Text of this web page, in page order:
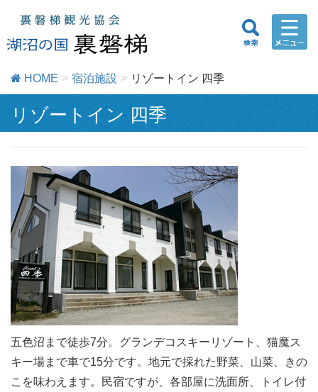
HOME 宿泊施設 リゾートイン 四季
リゾートイン 四季
五色沼まで徒歩7分。グランデコスキーリゾート、猫魔ス
キー場まで車で15分です。地元で採れた野菜、山菜、きの
こを味わえます。民宿ですが、各部屋に洗面所、トイレ付